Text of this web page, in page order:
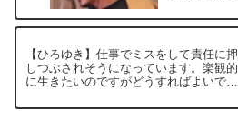
【ひろゆき】仕事でミスをして責任に押
しつぶされそうになっています。楽観的
に生きたいのですがどうすればよいです